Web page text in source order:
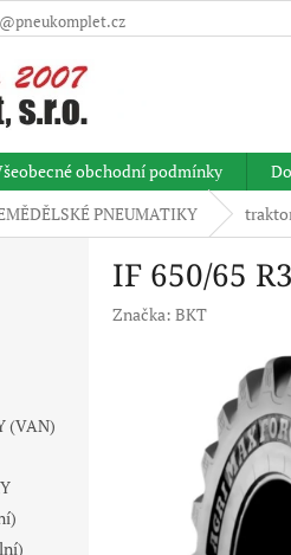
obchodní podmínky
PNEUMATIKY
(VAN)
IF 650/65
Značka: BKT